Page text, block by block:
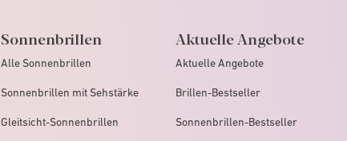
Sonnenbrillen
Alle Sonnenbrillen
Sonnenbrillen mit Sehstärke
Gleitsicht-Sonnenbrillen
Aktuelle Angebote
Aktuelle Angebote
Brillen-Bestseller
Sonnenbrillen-Bestseller